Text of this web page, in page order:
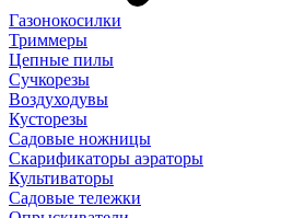
Газонокосилки
Триммеры
Цепные пилы
Cучкорезы
Воздуходувы
Кусторезы
Садовые ножницы
Скарификаторы аэраторы
Культиваторы
Садовые тележки